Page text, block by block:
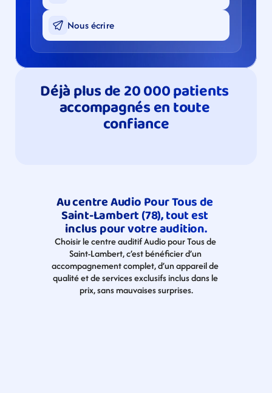
Nous écrire
Déjà plus de 20 000 patients
accompagnés en toute
confiance
Au centre Audio Pour Tous de
Saint-Lambert (78), tout est
inclus pour votre audition.
Choisir le centre auditif Audio pour Tous de
Saint-Lambert, c’est bénéficier d’un
accompagnement complet, d’un appareil de
qualité et de services exclusifs inclus dans le
prix, sans mauvaises surprises.